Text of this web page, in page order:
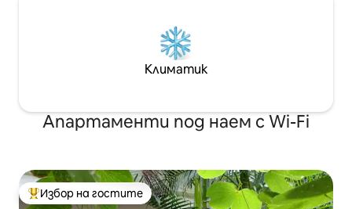
Климатик
Апартаменти под наем с Wi-Fi
Най-популярен избор на гостите
Избор на гостите